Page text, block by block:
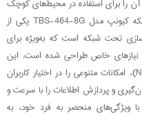
یا متوسط مناسب می‌سازد. ذخیره‌ساز تحت شبکه کیونپ مدل TBS-464-8G یکی از
تحت شبکه است که به‌ویژه برای
نیازهای خاص طراحی شده است. این
دستگاه به‌عنوان یک ذخیره‌ساز تحت شبکه (NAS)، امکانات متنوعی را در اختیار کاربران
و پردازش اطلاعات را با سرعت و
امنیت بالا انجام دهند. مدل TBS-464-8G با ویژگی‌های منحصر به فرد خود، به